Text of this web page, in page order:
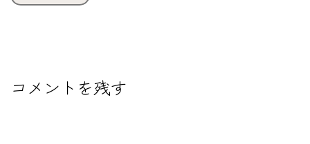
ル
コメントを残す